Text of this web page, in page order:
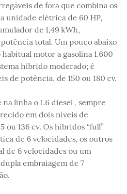
​​de fora que combina os
unidade elétrica de 60 HP,
de 1,49 kWh,
total. Um pouco abaixo
motor a gasolina 1.600
híbrido moderado; é
de potência, de 150 ou 180 cv.
linha o 1.6 diesel , sempre
em dois níveis de
ou 136 cv. Os híbridos “full”
de 6 velocidades, os outros
de 6 velocidades ou um
embraiagem de 7